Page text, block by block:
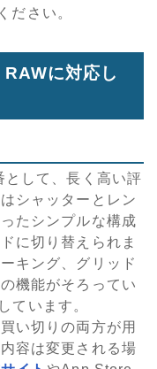
ださい。
に対応し
として、長く高い評
シャッターとレン
たシンプルな構成
に切り替えられま
キング、グリッド
機能がそろってい
ています。
い切りの両方が用
容は変更される場